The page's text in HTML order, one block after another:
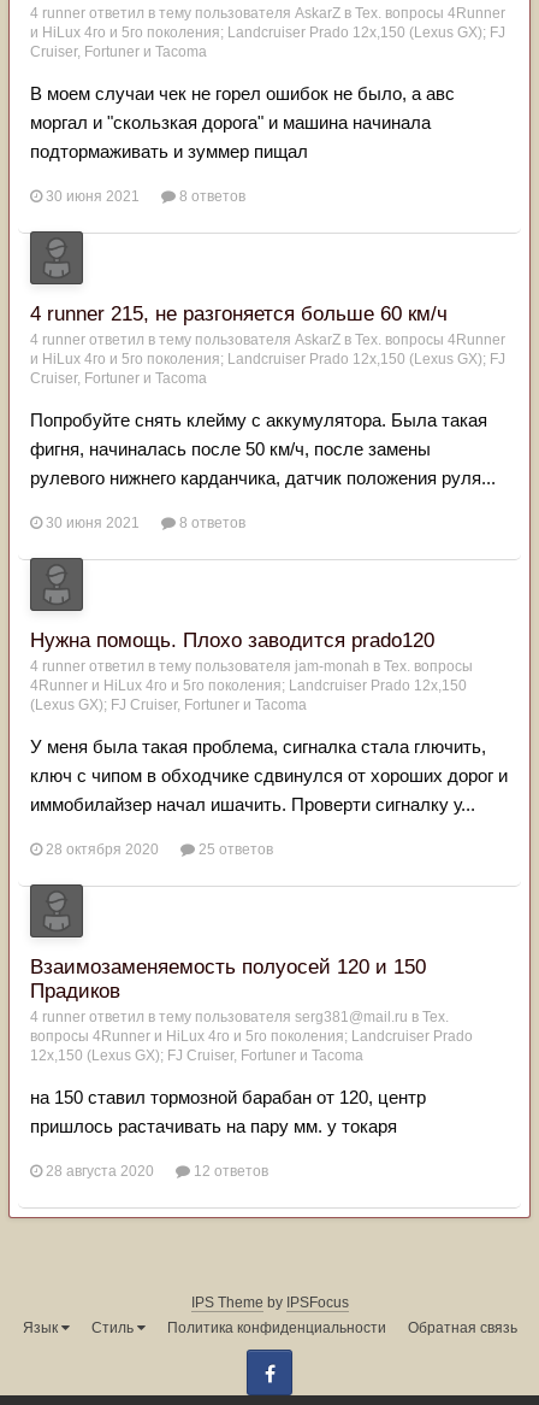
4 runner ответил в тему пользователя AskarZ в Тех. вопросы 4Runner
и HiLux 4го и 5го поколения; Landсruiser Prado 12x,150 (Lexus GX); FJ
Cruiser, Fortuner и Tacoma
В моем случаи чек не горел ошибок не было, а авс
моргал и "скользкая дорога" и машина начинала
подтормаживать и зуммер пищал
30 июня 2021 8 ответов
4 runner 215, не разгоняется больше 60 км/ч
4 runner ответил в тему пользователя AskarZ в Тех. вопросы 4Runner
и HiLux 4го и 5го поколения; Landсruiser Prado 12x,150 (Lexus GX); FJ
Cruiser, Fortuner и Tacoma
Попробуйте снять клейму с аккумулятора. Была такая
фигня, начиналась после 50 км/ч, после замены
рулевого нижнего карданчика, датчик положения руля...
30 июня 2021 8 ответов
Нужна помощь. Плохо заводится prado120
4 runner ответил в тему пользователя jam-monah в Тех. вопросы
4Runner и HiLux 4го и 5го поколения; Landсruiser Prado 12x,150
(Lexus GX); FJ Cruiser, Fortuner и Tacoma
У меня была такая проблема, сигналка стала глючить,
ключ с чипом в обходчике сдвинулся от хороших дорог и
иммобилайзер начал ишачить. Проверти сигналку у...
28 октября 2020 25 ответов
Взаимозаменяемость полуосей 120 и 150
Прадиков
4 runner ответил в тему пользователя serg381@mail.ru в Тех.
вопросы 4Runner и HiLux 4го и 5го поколения; Landсruiser Prado
12x,150 (Lexus GX); FJ Cruiser, Fortuner и Tacoma
на 150 ставил тормозной барабан от 120, центр
пришлось растачивать на пару мм. у токаря
28 августа 2020 12 ответов
IPS Theme by IPSFocus
Язык
Стиль Политика конфиденциальности Обратная связь